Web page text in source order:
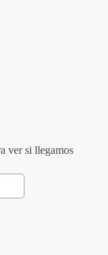
ver si llegamos